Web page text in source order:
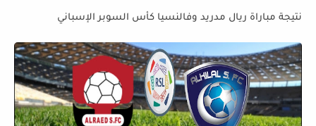
نتيجة مباراة ريال مدريد وفالنسيا كأس السوبر الإسباني